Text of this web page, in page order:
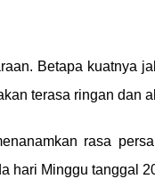
Betapa kuatnya
terasa ringan dan
rasa
hari Minggu tanggal